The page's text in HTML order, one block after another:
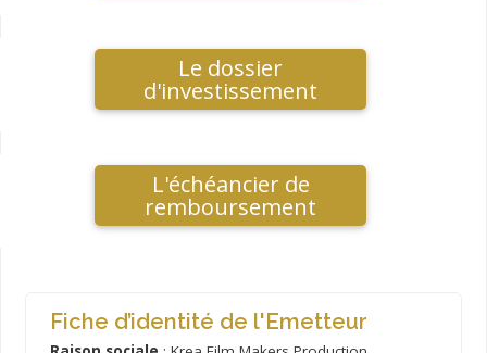
Le dossier
d'investissement
L'échéancier de
remboursement
Fiche d’identité de l'Emetteur